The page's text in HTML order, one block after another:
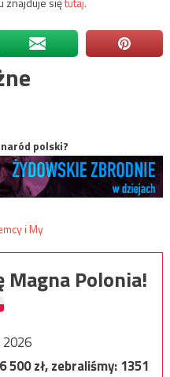
polski?
Magna Polonia!
2026
500zł, zebraliśmy:1351